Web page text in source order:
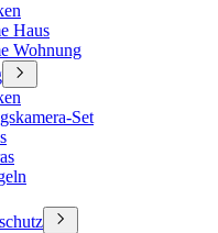
Haus
Wohnung
Set